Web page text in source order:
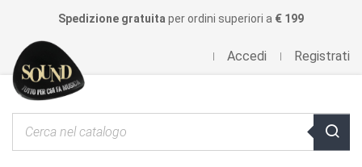
Spedizione gratuita per ordini superiori a € 199
Accedi Registrati